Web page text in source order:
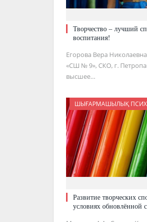
Творчество – лучший
воспитания!
Егорова Вера
«СШ № 9», СКО, г.
высшее…
ШЫҒАРМАШЫЛЫҚ
Развитие творческих
условиях обновлённой